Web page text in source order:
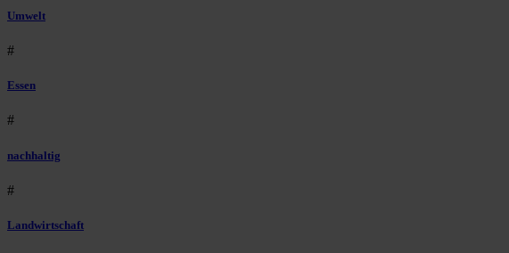
Umwelt
#
Essen
#
nachhaltig
#
Landwirtschaft